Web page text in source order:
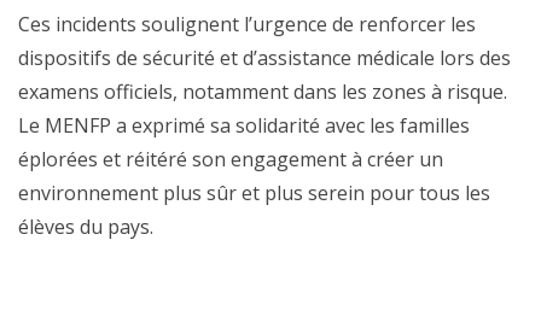
Ces incidents soulignent l’urgence de renforcer les
dispositifs de sécurité et d’assistance médicale lors des
examens officiels, notamment dans les zones à risque.
Le MENFP a exprimé sa solidarité avec les familles
éplorées et réitéré son engagement à créer un
environnement plus sûr et plus serein pour tous les
élèves du pays.